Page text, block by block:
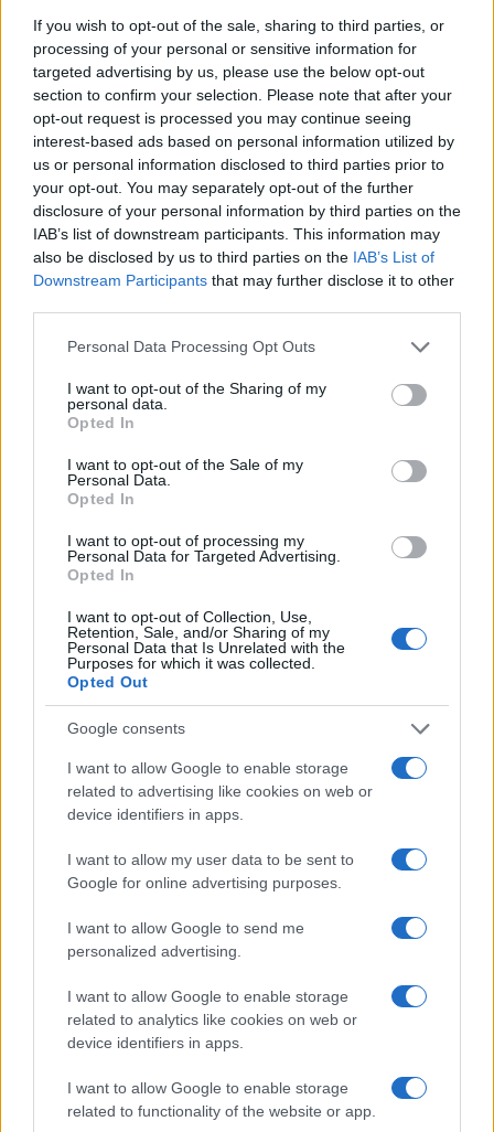
If you wish to opt-out of the sale, sharing to third parties, or
processing of your personal or sensitive information for
targeted advertising by us, please use the below opt-out
section to confirm your selection. Please note that after your
opt-out request is processed you may continue seeing
interest-based ads based on personal information utilized by
us or personal information disclosed to third parties prior to
your opt-out. You may separately opt-out of the further
disclosure of your personal information by third parties on the
IAB’s list of downstream participants. This information may
also be disclosed by us to third parties on the IAB’s List of
Downstream Participants that may further disclose it to other
Please note that this website/app uses one or more Google
not limited to your visit or usage behaviour. You may click to
grant or deny consent to Google and its third-party tags to
use your data for below specified purposes in below Google
consent section.
Personal Data Processing Opt Outs
I want to opt-out of the Sharing of my
personal data.
Opted In
I want to opt-out of the Sale of my
Personal Data.
Opted In
I want to opt-out of processing my
Personal Data for Targeted Advertising.
Opted In
I want to opt-out of Collection, Use,
Retention, Sale, and/or Sharing of my
Personal Data that Is Unrelated with the
Purposes for which it was collected.
Opted Out
Google consents
I want to allow Google to enable storage
related to advertising like cookies on web or
device identifiers in apps.
I want to allow my user data to be sent to
Google for online advertising purposes.
I want to allow Google to send me
personalized advertising.
I want to allow Google to enable storage
related to analytics like cookies on web or
device identifiers in apps.
I want to allow Google to enable storage
related to functionality of the website or app.
La guida dei parchi pone infine l’accento su un
messaggio chiaro: quando gli impianti sono
progettati e gestiti con attenzione, latransizione
energeticapuò procedere di pari passo con la
tutela del paesaggio e lo sviluppo di nuove forme di
turismo sostenibile. Per il viaggiatore significa
scoprire territori meno battuti, gustare prodotti
locali e comprendere sul campo come funziona
AUTORE
Alessandro Tassinari
pieno di timbri, riscrisse un percorso alpino
dopo un incontro al Rifugio Garelli: oggi cura
redazione predilige longform, sostiene
l'attenzione al paesaggio e conserva un
taccuino logoro con mappe disegnate a